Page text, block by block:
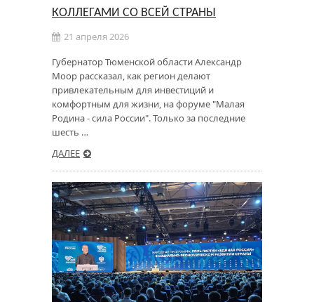
КОЛЛЕГАМИ СО ВСЕЙ СТРАНЫ
21 апреля 2026
Губернатор Тюменской области Александр
Моор рассказал, как регион делают
привлекательным для инвестиций и
комфортным для жизни, на форуме "Малая
Родина - сила России". Только за последние
шесть …
ДАЛЕЕ